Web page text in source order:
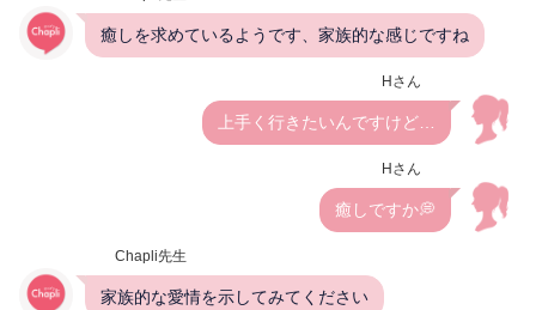
癒しを求めているようです、家族的な感じですね
Hさん
上手く行きたいんですけど…
Hさん
癒しですか💭
Chapli先生
家族的な愛情を示してみてください